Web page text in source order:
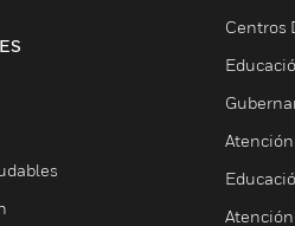
Centros
Atención